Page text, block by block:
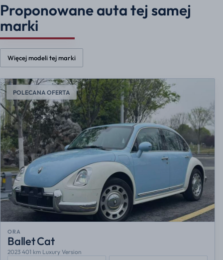
Proponowane auta tej samej
marki
Więcej modeli tej marki
POLECANA OFERTA
ORA
Ballet Cat
2023 401 km Luxury Version